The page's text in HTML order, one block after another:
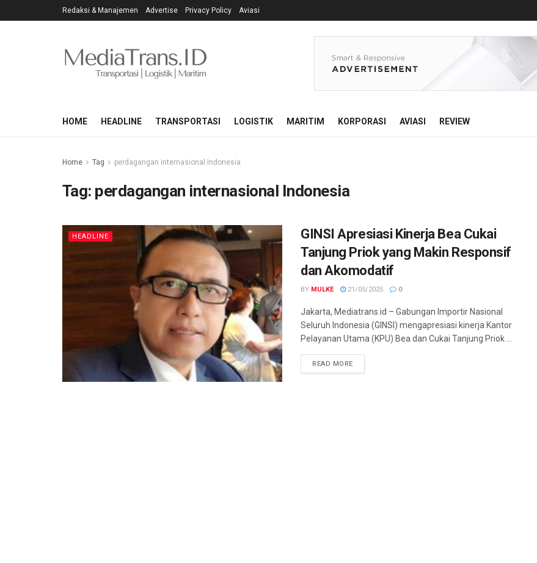
Redaksi & Manajemen Advertise Privacy Policy Aviasi
HOME HEADLINE TRANSPORTASI LOGISTIK MARITIM KORPORASI AVIASI REVIEW
Home Tag perdagangan internasional Indonesia
Tag: perdagangan internasional Indonesia
HEADLINE
GINSI Apresiasi Kinerja Bea Cukai
Tanjung Priok yang Makin Responsif
dan Akomodatif
BY MULKE 21/05/2025 0
Jakarta, Mediatrans.id – Gabungan Importir Nasional
Seluruh Indonesia (GINSI) mengapresiasi kinerja Kantor
Pelayanan Utama (KPU) Bea dan Cukai Tanjung Priok ...
READ MORE